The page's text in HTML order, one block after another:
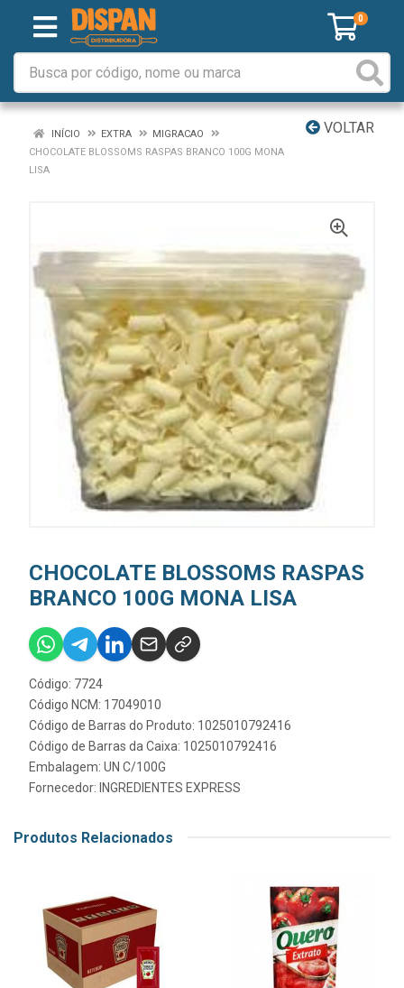
0
VOLTAR
INÍCIO EXTRA
MIGRACAO
CHOCOLATE BLOSSOMS RASPAS BRANCO 100G MONA
LISA
CHOCOLATE BLOSSOMS RASPAS
BRANCO 100G MONA LISA
Código: 7724
Código NCM: 17049010
Código de Barras do Produto: 1025010792416
Código de Barras da Caixa: 1025010792416
Embalagem: UN C/100G
Fornecedor: INGREDIENTES EXPRESS
Produtos Relacionados